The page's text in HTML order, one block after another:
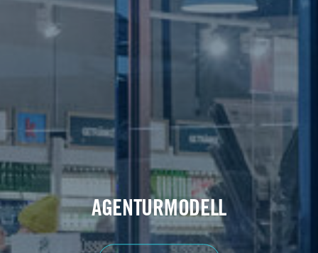
AGENTURMODELL